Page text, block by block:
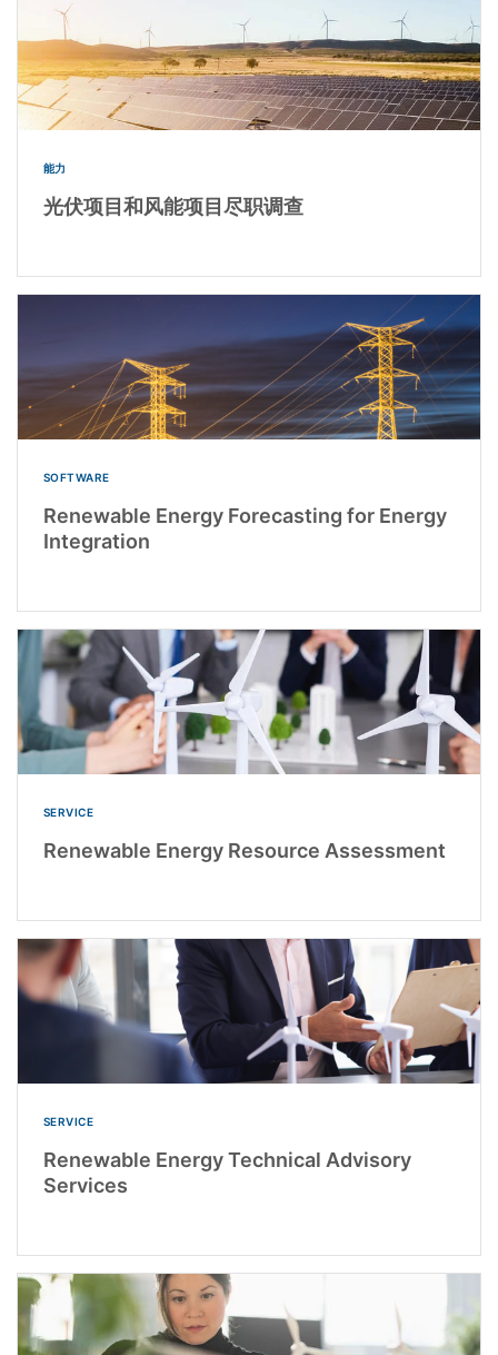
能力
光伏项目和风能项目尽职调查
SOFTWARE
Renewable Energy Forecasting for Energy
Integration
SERVICE
Renewable Energy Resource Assessment
SERVICE
Renewable Energy Technical Advisory
Services